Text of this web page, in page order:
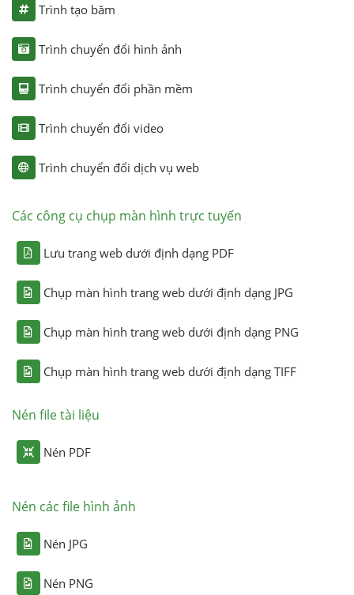
Trình tạo băm
Trình chuyển đổi hình ảnh
Trình chuyển đổi phần mềm
Trình chuyển đổi video
Trình chuyển đổi dịch vụ web
Các công cụ chụp màn hình trực tuyến
Lưu trang web dưới định dạng PDF
Chụp màn hình trang web dưới định dạng JPG
Chụp màn hình trang web dưới định dạng PNG
Chụp màn hình trang web dưới định dạng TIFF
Nén file tài liệu
Nén PDF
Nén các file hình ảnh
Nén JPG
Nén PNG